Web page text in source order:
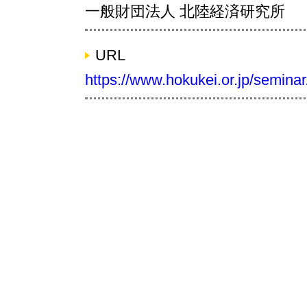
一般財団法人 北陸経済研究所
URL
https://www.hokukei.or.jp/